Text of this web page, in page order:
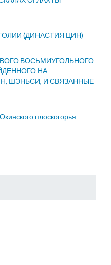
(ДИНАСТИЯ ЦИН)
ВОСЬМИУГОЛЬНОГО
НА
ШЭНЬСИ, И СВЯЗАННЫЕ
плоскогорья